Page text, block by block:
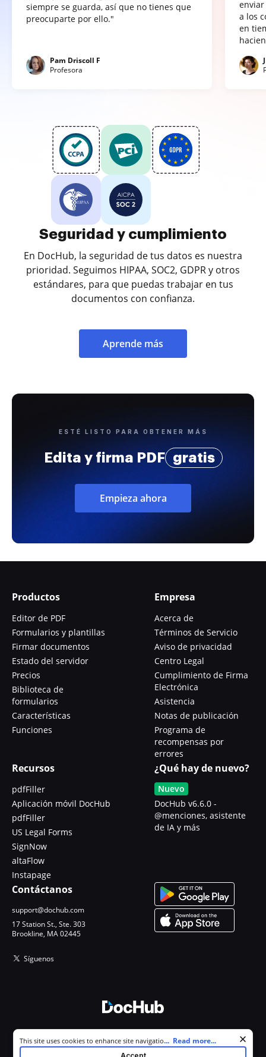
siempre se guarda, así que no tienes que
preocuparte por ello."
Pam Driscoll F
Profesora
a los
en
Seguridad y cumplimiento
En DocHub, la seguridad de tus datos es nuestra
prioridad. Seguimos HIPAA, SOC2, GDPR y otros
estándares, para que puedas trabajar en tus
documentos con confianza.
Aprende más
ESTÉ LISTO PARA OBTENER MÁS
Edita y firma PDF gratis
Empieza ahora
Productos
Editor de PDF
Formularios y plantillas
Firmar documentos
Estado del servidor
Precios
Biblioteca de
formularios
Características
Funciones
Empresa
Acerca de
Términos de Servicio
Aviso de privacidad
Centro Legal
Cumplimiento de Firma
Electrónica
Asistencia
Notas de publicación
Programa de
recompensas por
errores
Recursos
pdfFiller
Aplicación móvil DocHub
pdfFiller
US Legal Forms
SignNow
altaFlow
Instapage
¿Qué hay de nuevo?
Nuevo
DocHub v6.6.0 -
@menciones, asistente
de IA y más
Contáctanos
support@dochub.com
17 Station St., Ste. 303
Brookline, MA 02445
Síguenos
Todos los derechos reservados.
Cookie consent notice
This site uses cookies to enhance site navigation and personalize
your experience. By using this site you agree to our use of cookies as
... Read more...